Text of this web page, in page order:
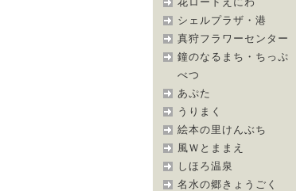
シェルプラザ・港
真狩フラワーセンター
鐘のなるまち・ちっぷ
べつ
あぷた
うりまく
絵本の里けんぶち
風Ｗとままえ
しほろ温泉
名水の郷きょうごく